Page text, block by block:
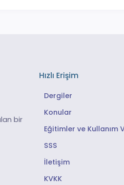
bir
Hızlı Erişim
Dergiler
Konular
Eğitimler ve Kullanım
SSS
İletişim
KVKK